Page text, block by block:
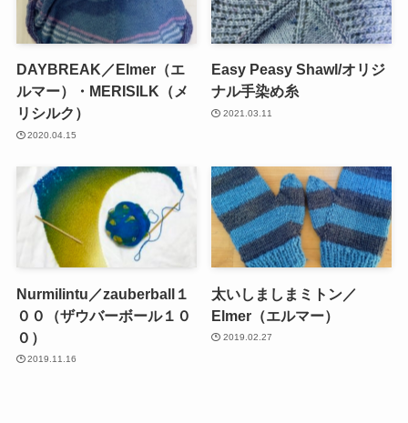
DAYBREAK／Elmer（エ
ルマー）・MERISILK（メ
リシルク）
2020.04.15
Easy Peasy Shawl/オリジ
ナル手染め糸
2021.03.11
Nurmilintu／zauberball１
００（ザウバーボール１０
０）
2019.11.16
太いしましまミトン／
Elmer（エルマー）
2019.02.27